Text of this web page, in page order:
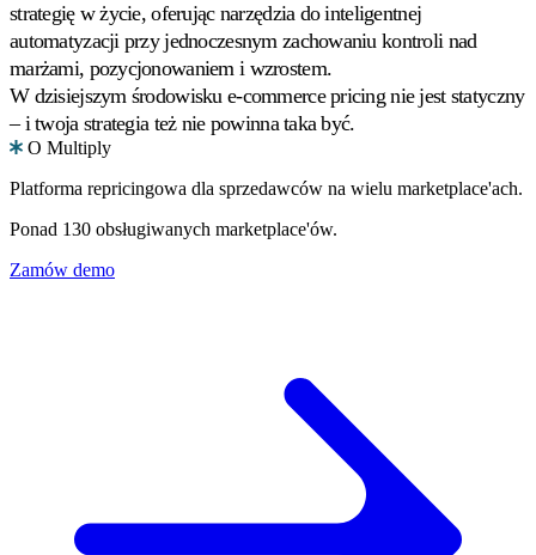
strategię w życie, oferując narzędzia do inteligentnej
automatyzacji przy jednoczesnym zachowaniu kontroli nad
marżami, pozycjonowaniem i wzrostem.
W dzisiejszym środowisku e-commerce pricing nie jest statyczny
– i twoja strategia też nie powinna taka być.
O Multiply
Platforma repricingowa dla sprzedawców na wielu marketplace'ach.
Ponad 130 obsługiwanych marketplace'ów.
Zamów demo